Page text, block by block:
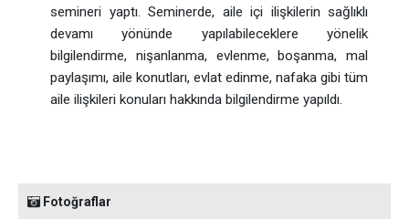
semineri yaptı. Seminerde, aile içi ilişkilerin sağlıklı
devamı yönünde yapılabileceklere yönelik
bilgilendirme, nişanlanma, evlenme, boşanma, mal
paylaşımı, aile konutları, evlat edinme, nafaka gibi tüm
aile ilişkileri konuları hakkında bilgilendirme yapıldı.
Fotoğraflar